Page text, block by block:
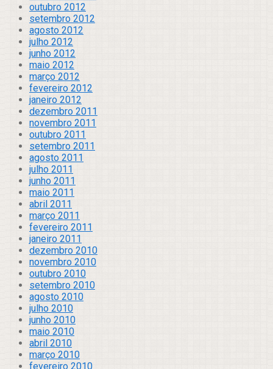
outubro 2012
setembro 2012
agosto 2012
julho 2012
junho 2012
maio 2012
março 2012
fevereiro 2012
janeiro 2012
dezembro 2011
novembro 2011
outubro 2011
setembro 2011
agosto 2011
julho 2011
junho 2011
maio 2011
abril 2011
março 2011
fevereiro 2011
janeiro 2011
dezembro 2010
novembro 2010
outubro 2010
setembro 2010
agosto 2010
julho 2010
junho 2010
maio 2010
abril 2010
março 2010
fevereiro 2010